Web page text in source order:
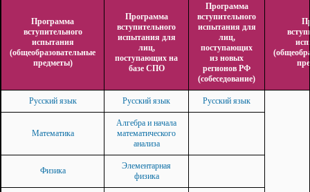
Программа
вступительного
испытания
(общеобразовательные
предметы)
Программа
вступительного
испытания для
лиц,
поступающих на
базе СПО
Программа
вступительного
испытания для
лиц,
поступающих
из новых
регионов РФ
(собеседование)
Русский язык Русский язык Русский язык
Математика
Алгебра и начала
математического
анализа
Физика
Элементарная
физика